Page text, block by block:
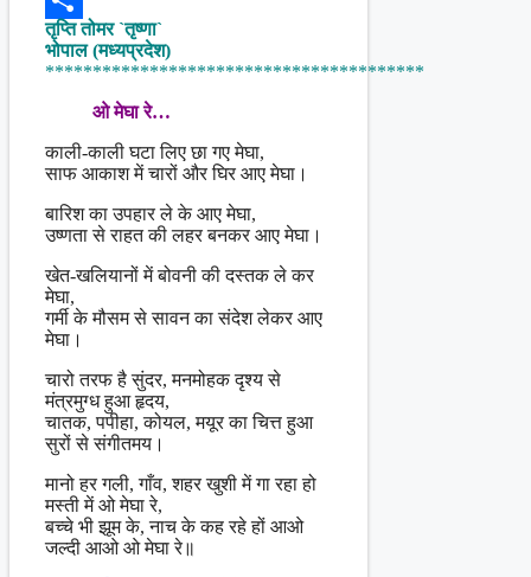
Share
तृप्ति तोमर `तृष्णा`
भोपाल (मध्यप्रदेश)
****************************************
ओ मेघा रे…
काली-काली घटा लिए छा गए मेघा,
साफ आकाश में चारों और घिर आए मेघा।
बारिश का उपहार ले के आए मेघा,
उष्णता से राहत की लहर बनकर आए मेघा।
खेत-खलियानों में बोवनी की दस्तक ले कर
मेघा,
गर्मी के मौसम से सावन का संदेश लेकर आए
मेघा।
चारो तरफ है सुंदर, मनमोहक दृश्य से
मंत्रमुग्ध हुआ हृदय,
चातक, पपीहा, कोयल, मयूर का चित्त हुआ
सुरों से संगीतमय।
मानो हर गली, गाँव, शहर खुशी में गा रहा हो
मस्ती में ओ मेघा रे,
बच्चे भी झूम के, नाच के कह रहे हों आओ
जल्दी आओ ओ मेघा रे॥